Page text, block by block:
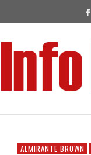
ALMIRANTE BROWN